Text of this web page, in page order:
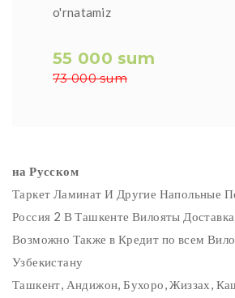
o'rnatamiz
55 000 sum
73 000 sum
на Русском
Таркет Ламинат И Другие Напольные
Россия 2 В Ташкенте Вилояты
Возможно Также в Кредит по всем
Узбекистану
Ташкент, Андижон, Бухоро, Жиззах,